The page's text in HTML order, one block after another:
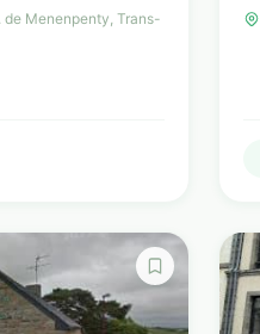
Menenpenty, Trans-